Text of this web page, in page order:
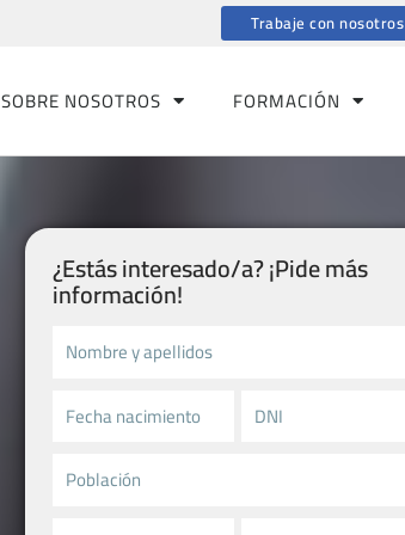
Trabaje con nosotros
SOBRE NOSOTROS FORMACIÓN
¿Estás interesado/a? ¡Pide más
información!​